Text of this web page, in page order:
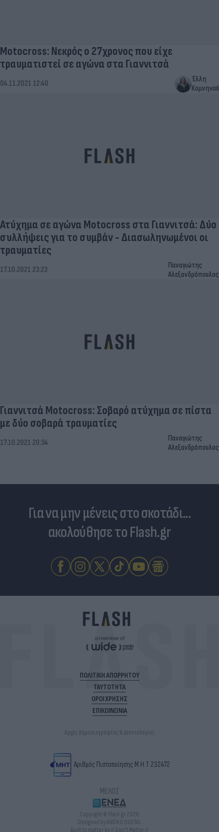
Μotocross: Νεκρός ο 27χρονος που είχε
τραυματιστεί σε αγώνα στα Γιαννιτσά
04.11.2021 12:40
Έλλη
Κομνηνού
Ατύχημα σε αγώνα Motocross στα Γιαννιτσά: Δύο
συλλήψεις για το συμβάν - Διασωληνωμένοι οι
τραυματίες
17.10.2021 23:23
Παναγιώτης
Αλεξανδρόπουλος
Γιαννιτσά Motocross: Σοβαρό ατύχημα σε πίστα
με δύο σοβαρά τραυματίες
17.10.2021 20:34
Παναγιώτης
Αλεξανδρόπουλος
Για να μην μένεις στο σκοτάδι...
ακολούθησε το Flash.gr
ΠΟΛΙΤΙΚΗ ΑΠΟΡΡΗΤΟΥ
ΤΑΥΤΟΤΗΤΑ
ΟΡΟΙ ΧΡΗΣΗΣ
ΕΠΙΚΟΙΝΩΝΙΑ
Αρχές Δημοσιογραφίας & Δεοντολογίας
Αριθμός Πιστοποίησης Μ.Η.Τ.232472
ΜΕΛΟΣ
Copyright © Flash.gr 2026
Designed by ANDKO DIGITAL
Built to matter by // Don't Matter //